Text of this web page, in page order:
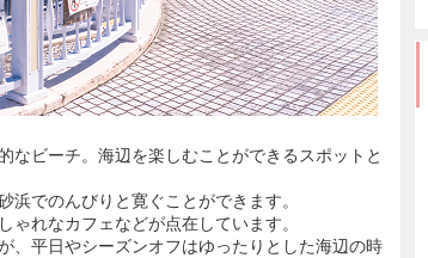
なビーチ。海辺を楽しむことができるスポットと
でのんびりと寛ぐことができます。
ゃれなカフェなどが点在しています。
、平日やシーズンオフはゆったりとした海辺の時